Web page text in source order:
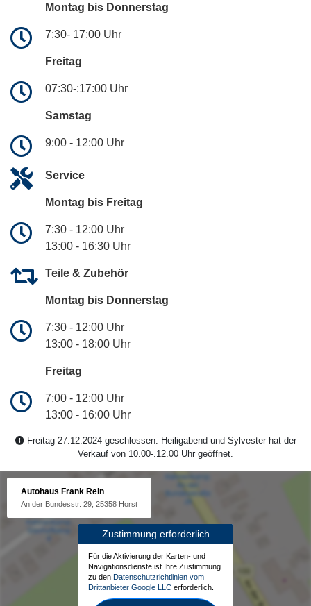
Montag bis Donnerstag
7:30- 17:00 Uhr
Freitag
07:30-:17:00 Uhr
Samstag
9:00 - 12:00 Uhr
Service
Montag bis Freitag
7:30 - 12:00 Uhr
13:00 - 16:30 Uhr
Teile & Zubehör
Montag bis Donnerstag
7:30 - 12:00 Uhr
13:00 - 18:00 Uhr
Freitag
7:00 - 12:00 Uhr
13:00 - 16:00 Uhr
Freitag 27.12.2024 geschlossen. Heiligabend und Sylvester hat der
Verkauf von 10.00-.12.00 Uhr geöffnet.
Autohaus Frank Rein
An der Bundesstr. 29, 25358 Horst
Zustimmung erforderlich
Für die Aktivierung der Karten- und
Navigationsdienste ist Ihre Zustimmung
zu den Datenschutzrichtlinien vom
Drittanbieter Google LLC erforderlich.